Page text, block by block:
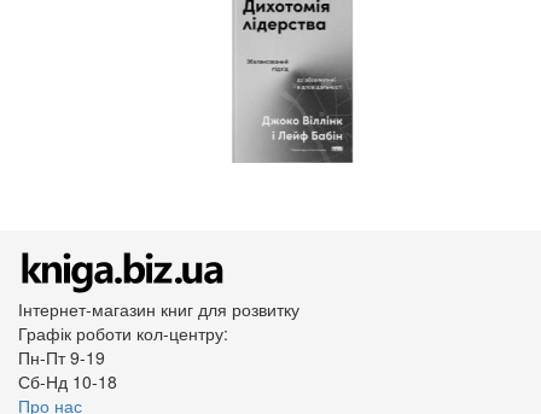
Інтернет-магазин книг для розвитку
Графік роботи кол-центру:
Пн-Пт 9-19
Сб-Нд 10-18
Про нас